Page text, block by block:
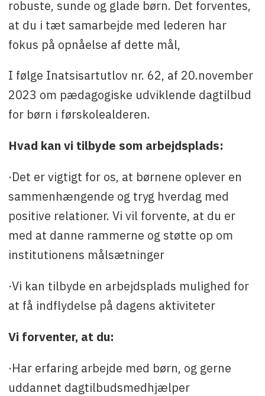
robuste, sunde og glade børn. Det forventes,
at du i tæt samarbejde med lederen har
fokus på opnåelse af dette mål,
I følge Inatsisartutlov nr. 62, af 20.november
2023 om pædagogiske udviklende dagtilbud
for børn i førskolealderen.
Hvad kan vi tilbyde som arbejdsplads:
·Det er vigtigt for os, at børnene oplever en
sammenhængende og tryg hverdag med
positive relationer. Vi vil forvente, at du er
med at danne rammerne og støtte op om
institutionens målsætninger
·Vi kan tilbyde en arbejdsplads mulighed for
at få indflydelse på dagens aktiviteter
Vi forventer, at du:
·Har erfaring arbejde med børn, og gerne
uddannet dagtilbudsmedhjælper